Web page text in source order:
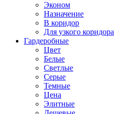
Эконом
Назначение
В коридор
Для узкого коридора
Гардеробные
Цвет
Белые
Светлые
Серые
Темные
Цена
Элитные